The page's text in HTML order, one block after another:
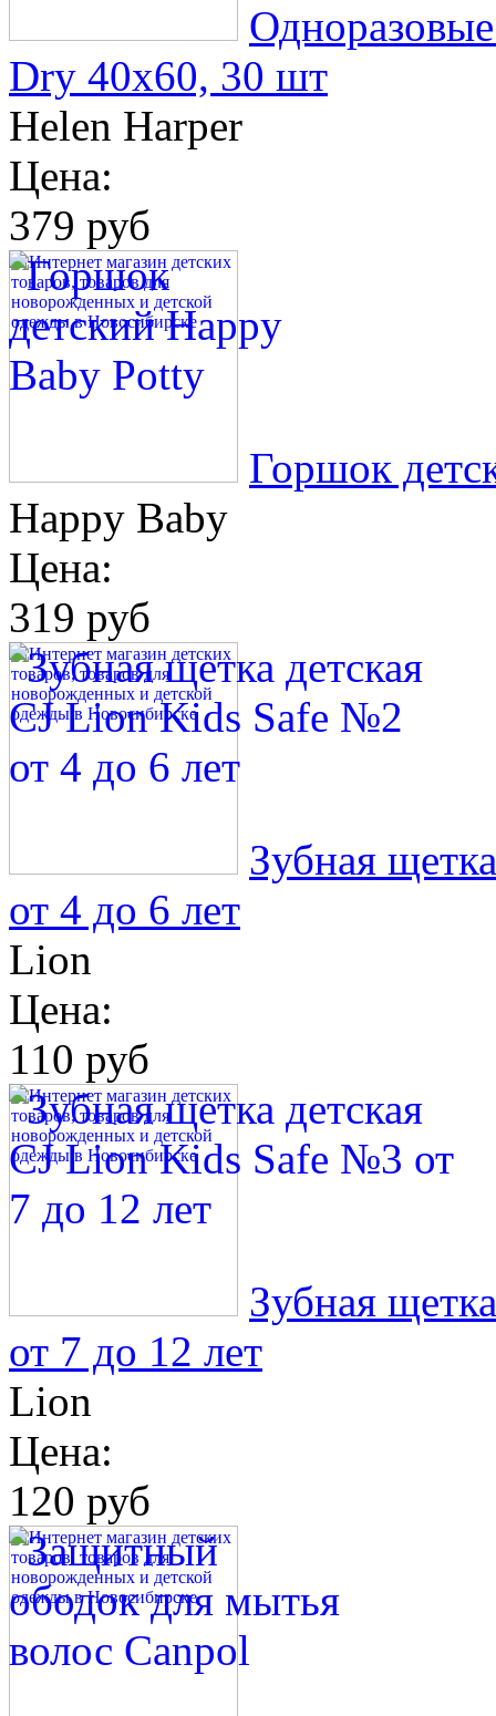
Dry 40х60, 30 шт
Helen Harper
Цена:
379 руб
Горшок
Happy Baby
Цена:
319 руб
Зубная
от 4 до 6 лет
Lion
Цена:
110 руб
Зубная
от 7 до 12 лет
Lion
Цена:
120 руб